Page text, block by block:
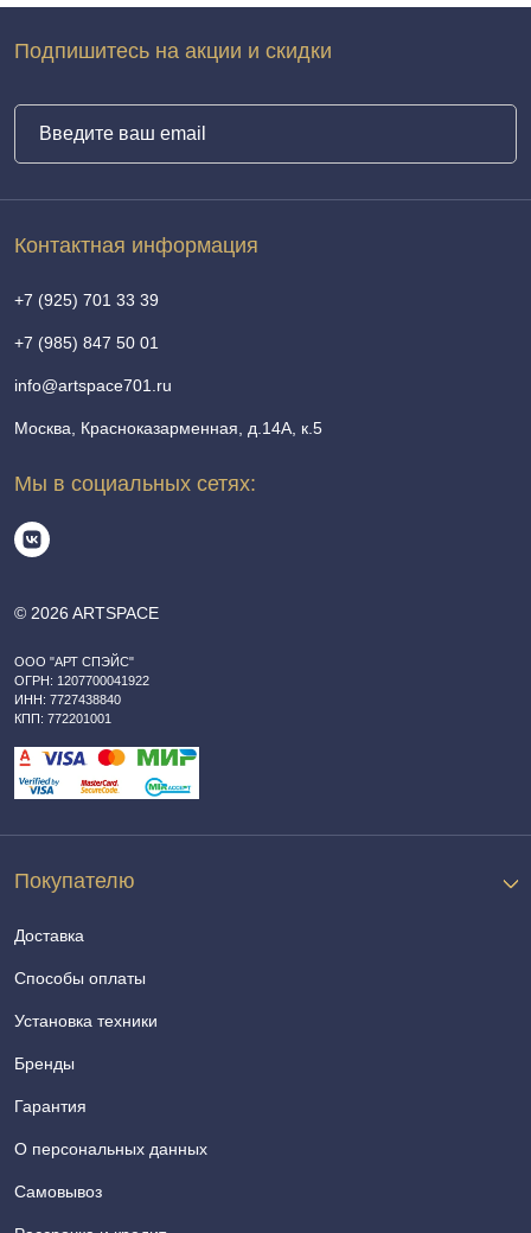
© 2026 ARTSPACE
ООО "АРТ СПЭЙС"
ОГРН: 1207700041922
ИНН: 7727438840
КПП: 772201001
Покупателю
Доставка
Способы оплаты
Установка техники
Бренды
Гарантия
О персональных данных
Самовывоз
Контактная информация
+7 (925) 701 33 39
+7 (985) 847 50 01
info@artspace701.ru
Москва, Красноказарменная, д.14А, к.5
Мы в социальных сетях:
Подпишитесь на акции и скидки